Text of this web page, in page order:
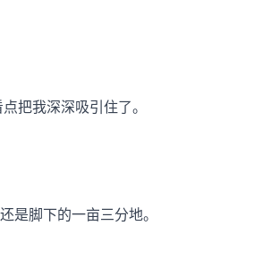
把我深深吸引住了。
是脚下的一亩三分地。